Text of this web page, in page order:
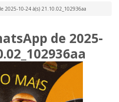
2025-10-24 à(s) 21.10.02_102936aa
de 2025-